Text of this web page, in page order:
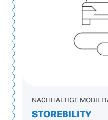
NACHHALTIGE
STOREBILITY